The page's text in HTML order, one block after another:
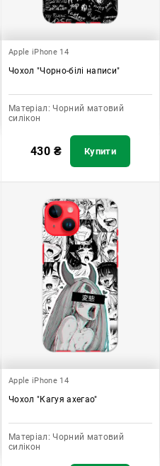
Apple iPhone 14
Чохол "Чорно-білі написи"
Матеріал: Чорний матовий
силікон
430 ₴ Купити
Apple iPhone 14
Чохол "Кагуя ахегао"
Матеріал: Чорний матовий
силікон